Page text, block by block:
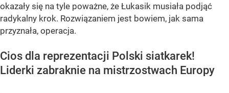
okazały się na tyle poważne, że Łukasik musiała podjąć
radykalny krok. Rozwiązaniem jest bowiem, jak sama
przyznała, operacja.
Cios dla reprezentacji Polski siatkarek!
Liderki zabraknie na mistrzostwach Europy